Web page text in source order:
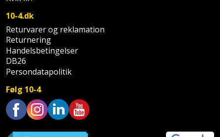
Terrasseopklodsning
Tråd
til
byggeri
Træ
Vinduer
og
snor
Renseservietter
og
wipes
Sækkelukker
Saks
Kap-
og
geringssav
Kerneboremaskine
Klammepistol
Klippeværktøj
Kombokit
fritid
Jul
Kaffe
Klæbesøm
Køkkenudstyr
10-4.dk
Returvarer og reklamation
Returnering
Handelsbetingelser
DB26
Persondatapolitik
Følg 10-4